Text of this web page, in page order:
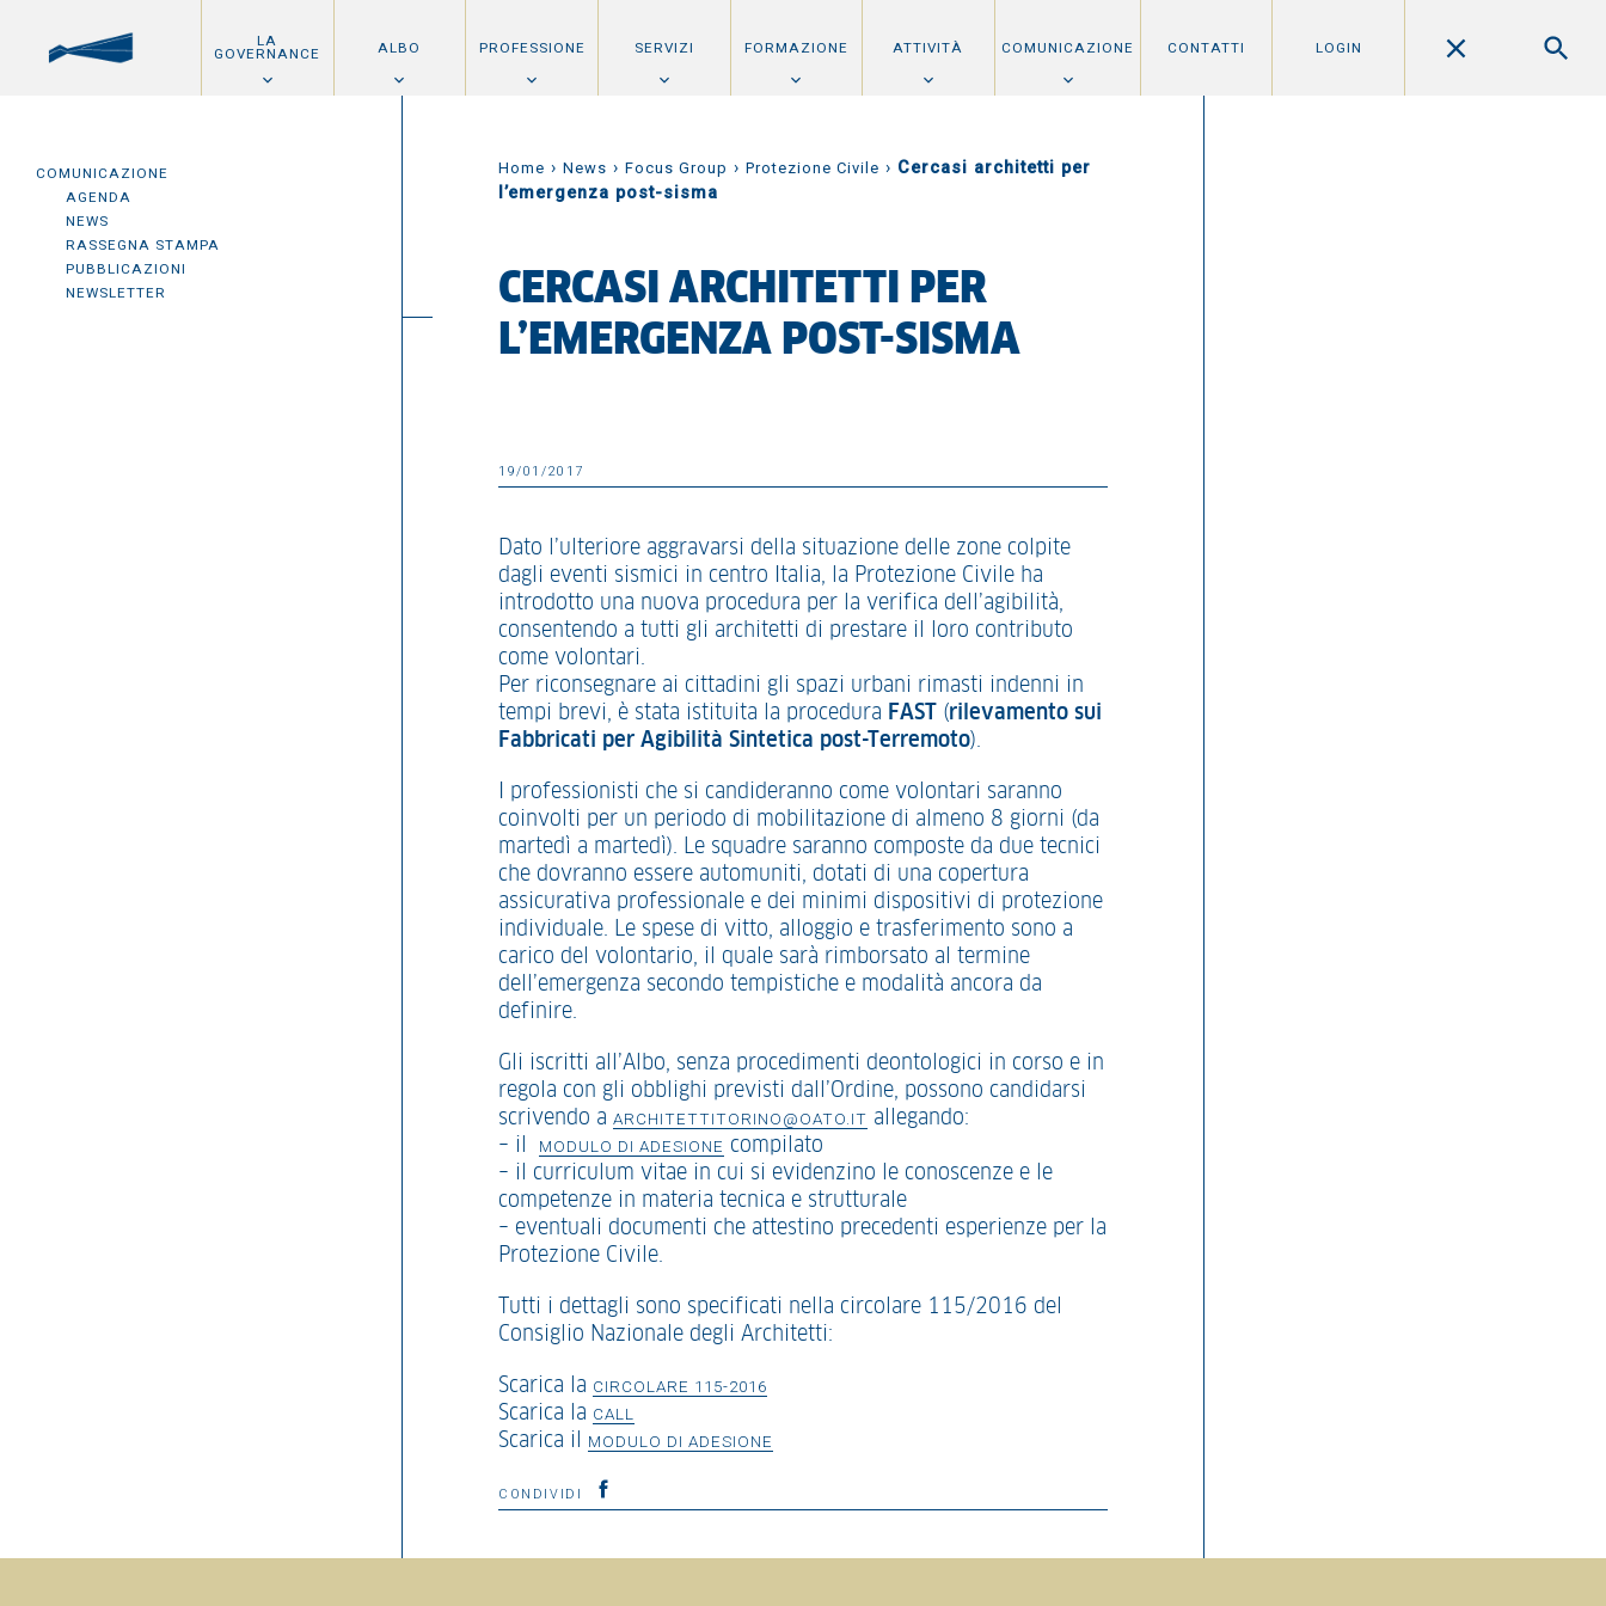
LA
GOVERNANCE ALBO PROFESSIONE SERVIZI FORMAZIONE ATTIVITÀ COMUNICAZIONE CONTATTI LOGIN
COMUNICAZIONE
AGENDA
NEWS
RASSEGNA STAMPA
PUBBLICAZIONI
NEWSLETTER
Home › News › Focus Group › Protezione Civile › Cercasi architetti per
l’emergenza post-sisma
CERCASI ARCHITETTI PER
L’EMERGENZA POST-SISMA
19/01/2017
Dato l’ulteriore aggravarsi della situazione delle zone colpite
dagli eventi sismici in centro Italia, la Protezione Civile ha
introdotto una nuova procedura per la verifica dell’agibilità,
consentendo a tutti gli architetti di prestare il loro contributo
come volontari.
Per riconsegnare ai cittadini gli spazi urbani rimasti indenni in
tempi brevi, è stata istituita la procedura FAST (rilevamento sui
Fabbricati per Agibilità Sintetica post-Terremoto).
I professionisti che si candideranno come volontari saranno
coinvolti per un periodo di mobilitazione di almeno 8 giorni (da
martedì a martedì). Le squadre saranno composte da due tecnici
che dovranno essere automuniti, dotati di una copertura
assicurativa professionale e dei minimi dispositivi di protezione
individuale. Le spese di vitto, alloggio e trasferimento sono a
carico del volontario, il quale sarà rimborsato al termine
dell’emergenza secondo tempistiche e modalità ancora da
definire.
Gli iscritti all’Albo, senza procedimenti deontologici in corso e in
regola con gli obblighi previsti dall’Ordine, possono candidarsi
scrivendo a ARCHITETTITORINO@OATO.IT allegando:
– il
MODULO DI ADESIONE compilato
– il curriculum vitae in cui si evidenzino le conoscenze e le
competenze in materia tecnica e strutturale
– eventuali documenti che attestino precedenti esperienze per la
Protezione Civile.
Tutti i dettagli sono specificati nella circolare 115/2016 del
Consiglio Nazionale degli Architetti:
Scarica la CIRCOLARE 115-2016
Scarica la CALL
Scarica il MODULO DI ADESIONE
CONDIVIDI